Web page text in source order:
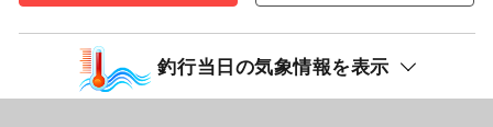
釣行当日の気象情報を表示